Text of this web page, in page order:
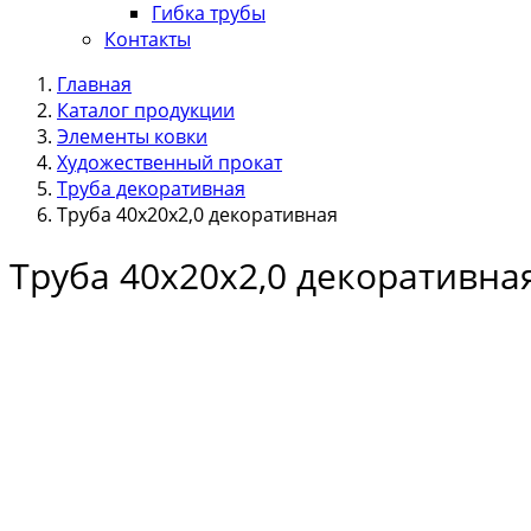
Гибка трубы
Контакты
Главная
Каталог продукции
Элементы ковки
Художественный прокат
Труба декоративная
Труба 40х20х2,0 декоративная
Труба 40х20х2,0